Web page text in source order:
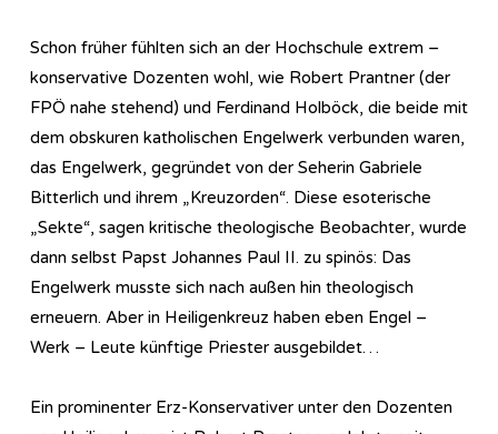
Schon früher fühlten sich an der Hochschule extrem –
konservative Dozenten wohl, wie Robert Prantner (der
FPÖ nahe stehend) und Ferdinand Holböck, die beide mit
dem obskuren katholischen Engelwerk verbunden waren,
das Engelwerk, gegründet von der Seherin Gabriele
Bitterlich und ihrem „Kreuzorden“. Diese esoterische
„Sekte“, sagen kritische theologische Beobachter, wurde
dann selbst Papst Johannes Paul II. zu spinös: Das
Engelwerk musste sich nach außen hin theologisch
erneuern. Aber in Heiligenkreuz haben eben Engel –
Werk – Leute künftige Priester ausgebildet…
Ein prominenter Erz-Konservativer unter den Dozenten